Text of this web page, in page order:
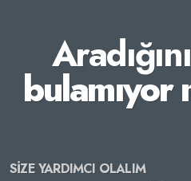
bulamıyor
SİZE YARDIMCI OLALIM